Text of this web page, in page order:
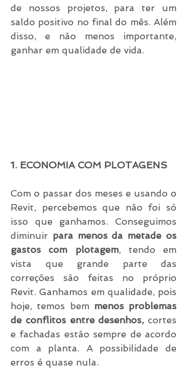
de nossos projetos, para ter um
saldo positivo no final do mês. Além
disso, e não menos importante,
ganhar em qualidade de vida.
1. ECONOMIA COM PLOTAGENS
Com o passar dos meses e usando o
Revit, percebemos que não foi só
isso que ganhamos. Conseguimos
diminuir para menos da metade os
gastos com plotagem, tendo em
vista que grande parte das
correções são feitas no próprio
Revit. Ganhamos em qualidade, pois
hoje, temos bem menos problemas
de conflitos entre desenhos, cortes
e fachadas estão sempre de acordo
com a planta. A possibilidade de
erros é quase nula.